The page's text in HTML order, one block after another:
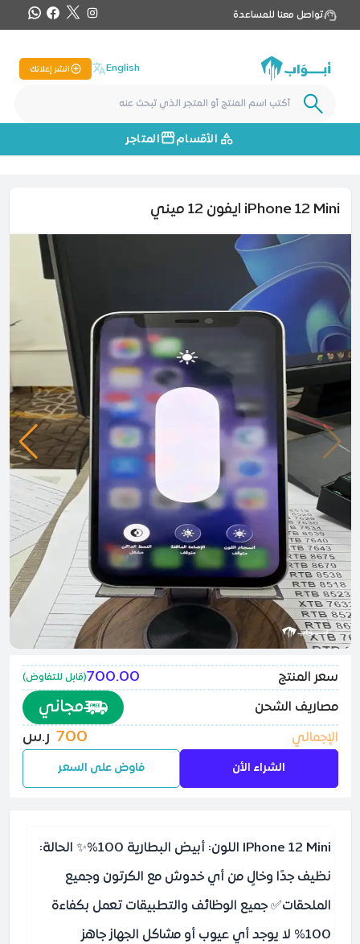
تواصل معنا للمساعدة
English انشر إعلانك
الأقسام المتاجر
iPhone 12 Mini ايفون 12 ميني
سعر المنتج 700.00
(قابل للتفاوض)
مصاريف الشحن مجاني
الإجمالي 700 ر.س
الشراء الأن فاوض على السعر
IPhone 12 Mini اللون: أبيض البطارية 100% ✨ الحالة:
نظيف جدًا وخالٍ من أي خدوش مع الكرتون وجميع
الملحقات ✅ جميع الوظائف والتطبيقات تعمل بكفاءة
100% لا يوجد أي عيوب أو مشاكل الجهاز جاهز